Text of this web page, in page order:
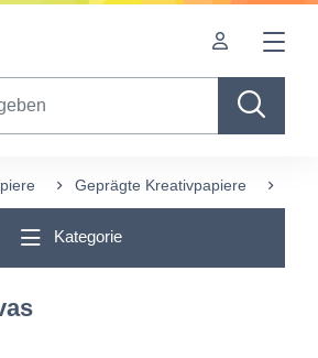
auch interessieren
Geprägte Kreativpapiere
Kategorie